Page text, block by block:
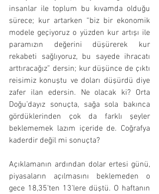
insanlar ile toplum bu kıvamda olduğu
sürece; kur artarken “biz bir ekonomik
modele geçiyoruz o yüzden kur artışı ile
paramızın değerini düşürerek kur
rekabeti sağlıyoruz, bu sayede ihracatı
arttıracağız” dersin; kur düşünce de çıktı
reisimiz konuştu ve doları düşürdü diye
zafer ilan edersin. Ne olacak ki? Orta
Doğu’dayız sonuçta, sağa sola bakınca
gördüklerinden çok da farklı şeyler
beklememek lazım içeride de. Coğrafya
kaderdir değil mi sonuçta?
Açıklamanın ardından dolar ertesi günü,
piyasaların açılmasını beklemeden o
gece 18,35’ten 13’lere düştü. O haftanın